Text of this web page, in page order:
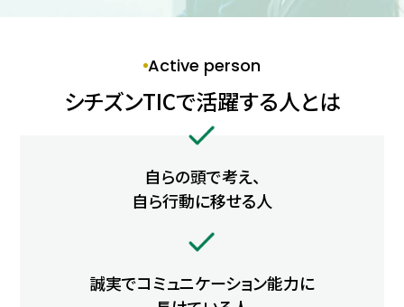
働く環境を知る
募集要項
Active person
シチズンTICで活躍する人とは
自らの頭で考え、
自ら行動に移せる人
誠実でコミュニケーション能力に